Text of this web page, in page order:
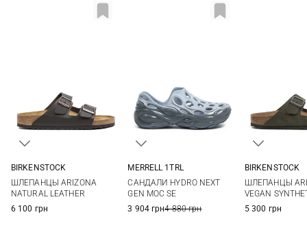
45
46
BIRKENSTOCK
ШЛЕПАНЦЫ ARIZONA
NATURAL LEATHER
6 100 грн
44
MERRELL 1TRL
CАНДАЛИ HYDRO NEXT
GEN MOC SE
3 904 грн4 880 грн
45
46
BIRKENSTOCK
ШЛЕПАНЦЫ
VEGAN
5 300 грн